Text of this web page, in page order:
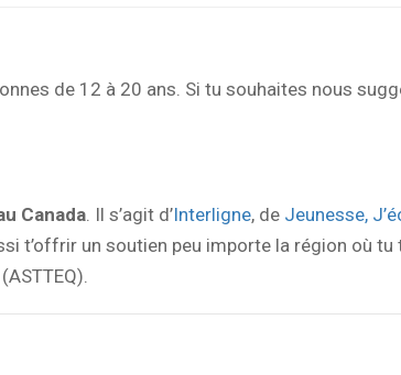
de 12 à 20 ans. Si tu souhaites nous
Canada. Il s’agit d’Interligne, de Jeunesse,
t’offrir un soutien peu importe la région où tu
(ASTTEQ).